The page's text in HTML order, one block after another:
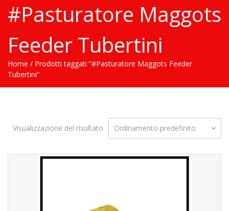
#Pasturatore Maggots
Feeder Tubertini
Home / Prodotti taggati “#Pasturatore Maggots Feeder
Tubertini”
Visualizzazione del risultato